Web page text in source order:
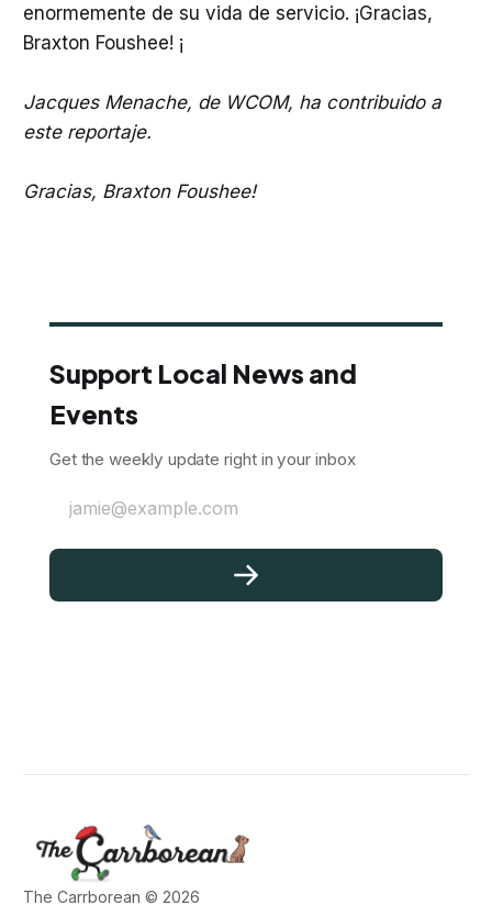
enormemente de su vida de servicio. ¡Gracias,
Braxton Foushee! ¡
Jacques Menache, de WCOM, ha contribuido a
este reportaje.
Gracias, Braxton Foushee!
Support Local News and
Events
Get the weekly update right in your inbox
jamie@example.com
The Carrborean © 2026